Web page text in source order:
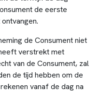
de eerste
de Consument niet
verstrekt met
van de Consument, zal
de tijd hebben om de
vanaf de dag na